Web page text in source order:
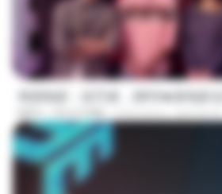
韩国电影：惩罚者，2013★新电影
MP4 1012.9 MB 9 lat temu ayman